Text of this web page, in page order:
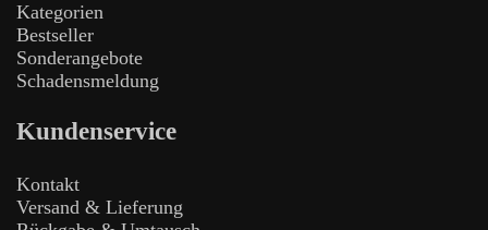
Kategorien
Bestseller
Sonderangebote
Schadensmeldung
Kundenservice
Kontakt
Versand & Lieferung